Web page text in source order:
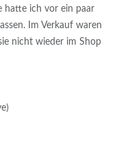
hatte ich vor ein paar
Im Verkauf waren
nicht wieder im Shop